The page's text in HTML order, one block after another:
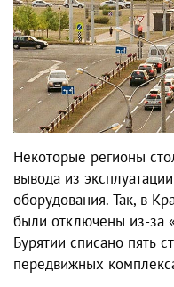
Некоторые регионы
вывода из
оборудования. Так, в
были отключены из-за
Бурятии списано пять
передвижных